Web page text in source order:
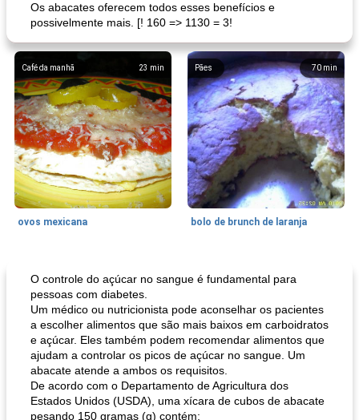
Os abacates oferecem todos esses benefícios e
possivelmente mais. [! 160 => 1130 = 3!
23 min
Café da manhã
ovos mexicana
70 min
Pães
bolo de brunch de laranja
O controle do açúcar no sangue é fundamental para
pessoas com diabetes.
Um médico ou nutricionista pode aconselhar os pacientes
a escolher alimentos que são mais baixos em carboidratos
e açúcar. Eles também podem recomendar alimentos que
ajudam a controlar os picos de açúcar no sangue. Um
abacate atende a ambos os requisitos.
De acordo com o Departamento de Agricultura dos
Estados Unidos (USDA), uma xícara de cubos de abacate
pesando 150 gramas (g) contém: